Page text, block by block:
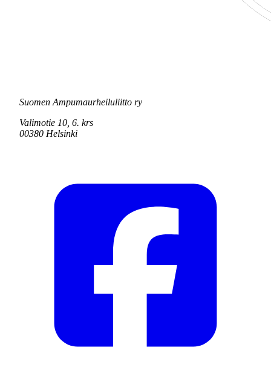
Suomen Ampumaurheiluliitto ry
Valimotie 10, 6. krs
00380 Helsinki